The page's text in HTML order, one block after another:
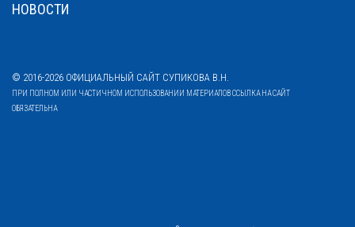
НОВОСТИ
© 2016-2026 ОФИЦИАЛЬНЫЙ САЙТ СУПИКОВА В.Н.
ПРИ ПОЛНОМ ИЛИ ЧАСТИЧНОМ ИСПОЛЬЗОВАНИИ МАТЕРИАЛОВ ССЫЛКА НА САЙТ
ОБЯЗАТЕЛЬНА